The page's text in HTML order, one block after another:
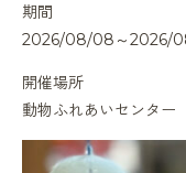
期間
2026/08/08～2026/
開催場所
動物ふれあいセンター